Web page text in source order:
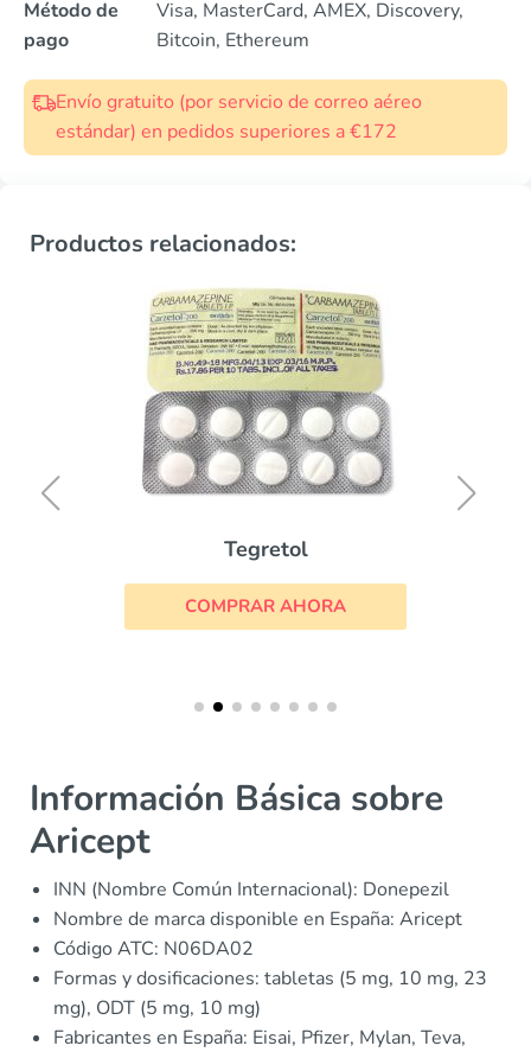
Método de
pago
Visa, MasterCard, AMEX, Discovery,
Bitcoin, Ethereum
Envío gratuito (por servicio de correo aéreo
estándar) en pedidos superiores a €172
Productos relacionados:
Tegretol
COMPRAR AHORA
Información Básica sobre
Aricept
INN (Nombre Común Internacional): Donepezil
Nombre de marca disponible en España: Aricept
Código ATC: N06DA02
Formas y dosificaciones: tabletas (5 mg, 10 mg, 23
mg), ODT (5 mg, 10 mg)
Fabricantes en España: Eisai, Pfizer, Mylan, Teva,